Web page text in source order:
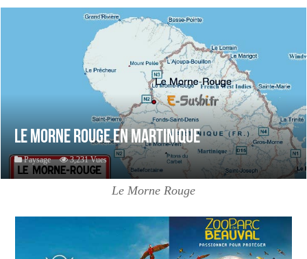
Le Morne Rouge en Martinique
Paysage 3,231 Vues
Le Morne Rouge